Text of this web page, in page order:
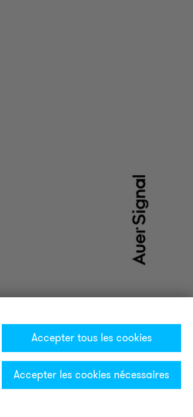
Accepter tous les cookies
Accepter les cookies nécessaires